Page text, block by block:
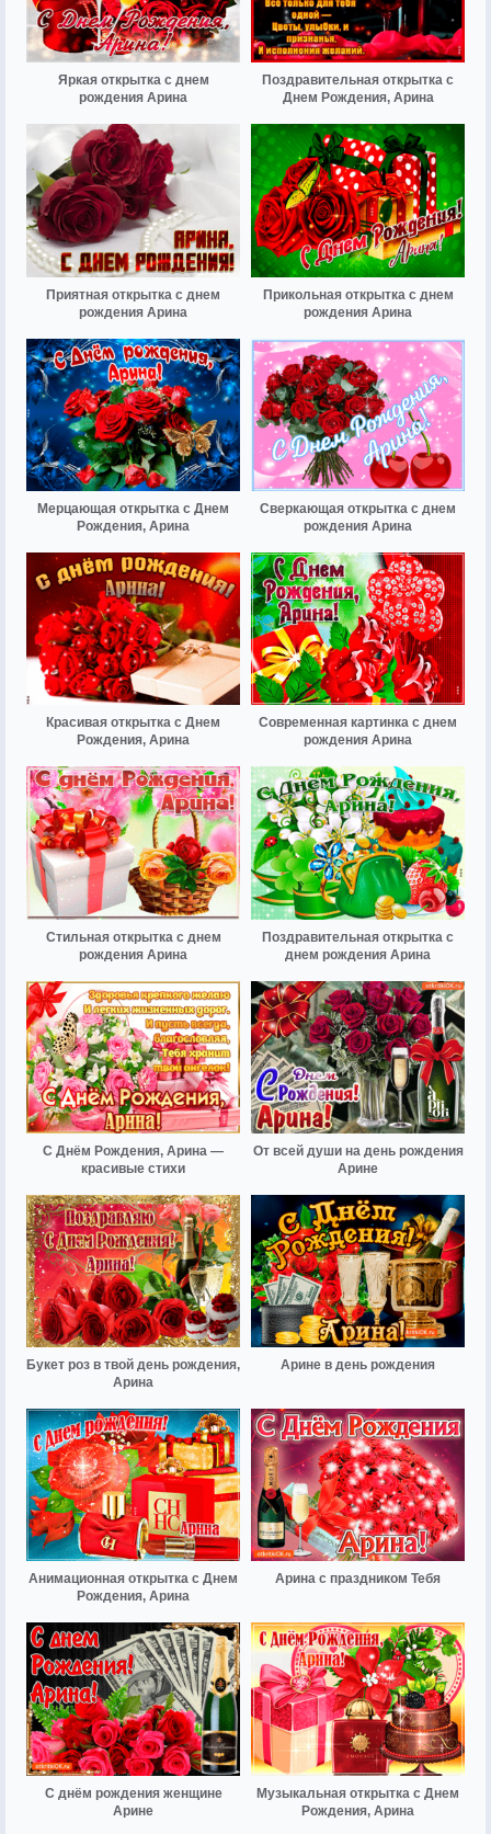
Яркая открытка с днем
рождения Арина
Поздравительная открытка с
Днем Рождения, Арина
Приятная открытка с днем
рождения Арина
Прикольная открытка с днем
рождения Арина
Мерцающая открытка с Днем
Рождения, Арина
Сверкающая открытка с днем
рождения Арина
Красивая открытка с Днем
Рождения, Арина
Современная картинка с днем
рождения Арина
Стильная открытка с днем
рождения Арина
Поздравительная открытка с
днем рождения Арина
С Днём Рождения, Арина —
красивые стихи
От всей души на день рождения
Арине
Букет роз в твой день рождения,
Арина
Арине в день рождения
Анимационная открытка с Днем
Рождения, Арина
Арина с праздником Тебя
С днём рождения женщине
Арине
Музыкальная открытка с Днем
Рождения, Арина